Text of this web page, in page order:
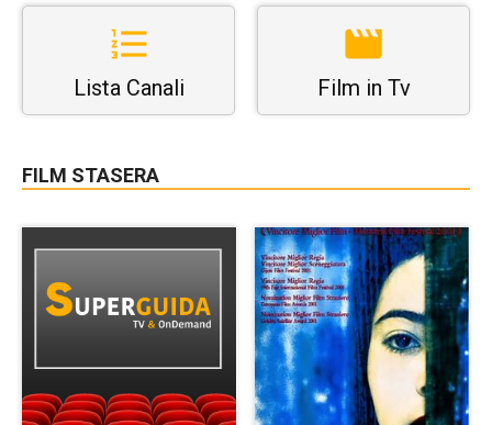
Lista Canali Film in Tv
FILM STASERA